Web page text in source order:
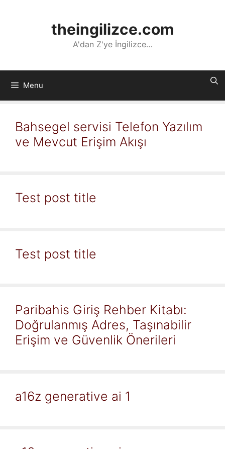
theingilizce.com
A'dan Z'ye İngilizce…
Menu
Bahsegel servisi Telefon Yazılım
ve Mevcut Erişim Akışı
Test post title
Test post title
Paribahis Giriş Rehber Kitabı:
Doğrulanmış Adres, Taşınabilir
Erişim ve Güvenlik Önerileri
a16z generative ai 1